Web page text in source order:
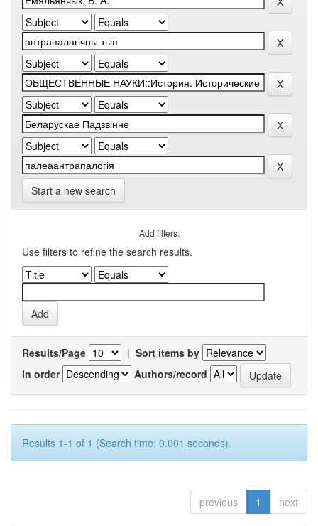
Start a new search
Add filters:
Use filters to refine the search results.
Results/Page | Sort items by
In order
Authors/record
Results 1-1 of 1 (Search time: 0.001 seconds).
previous 1 next